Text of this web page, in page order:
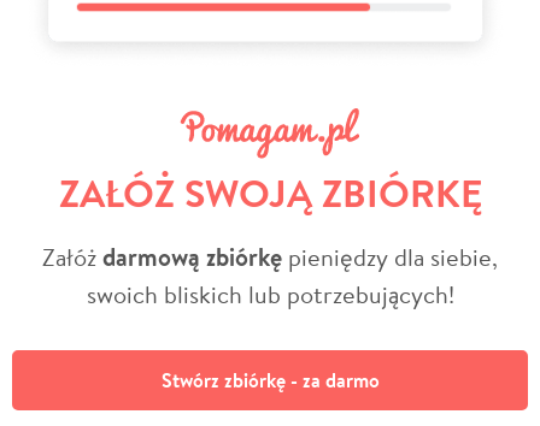
ZAŁÓŻ SWOJĄ ZBIÓRKĘ
Załóżdarmową zbiórkę pieniędzy dla siebie,
swoich bliskich lub potrzebujących!
Stwórz zbiórkę - za darmo